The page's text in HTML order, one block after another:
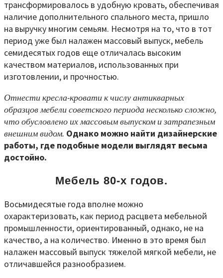
трансформировалось в удобную кровать, обеспечивая
наличие дополнительного спального места, пришло
на выручку многим семьям. Несмотря на то, что в тот
период уже был налажен массовый выпуск, мебель
семидесятых годов еще отличалась высоким
качеством материалов, использованных при
изготовлении, и прочностью.
Отнести кресла-кровати к числу антикварных
образцов мебели советского периода несколько сложно,
что обусловлено их массовым выпуском и затрапезным
внешним видом. Однако можно найти дизайнерские
работы, где подобные модели выглядят весьма
достойно.
Мебель 80-х годов.
Восьмидесятые года вполне можно
охарактеризовать, как период расцвета мебельной
промышленности, ориентированный, однако, не на
качество, а на количество. Именно в это время был
налажен массовый выпуск тяжелой мягкой мебели, не
отличавшейся разнообразием.